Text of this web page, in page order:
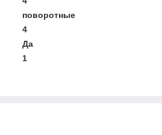
поворотные
4
Да
1